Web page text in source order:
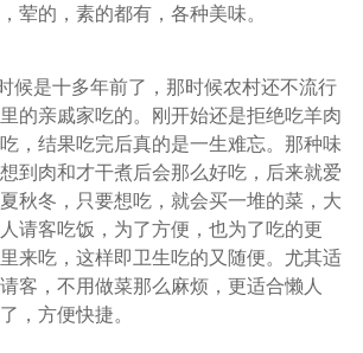
荤的，素的都有，各种美味。
是十多年前了，那时候农村还不流行
的亲戚家吃的。刚开始还是拒绝吃羊肉
，结果吃完后真的是一生难忘。那种味
到肉和才干煮后会那么好吃，后来就爱
秋冬，只要想吃，就会买一堆的菜，大
请客吃饭，为了方便，也为了吃的更
来吃，这样即卫生吃的又随便。尤其适
客，不用做菜那么麻烦，更适合懒人
，方便快捷。